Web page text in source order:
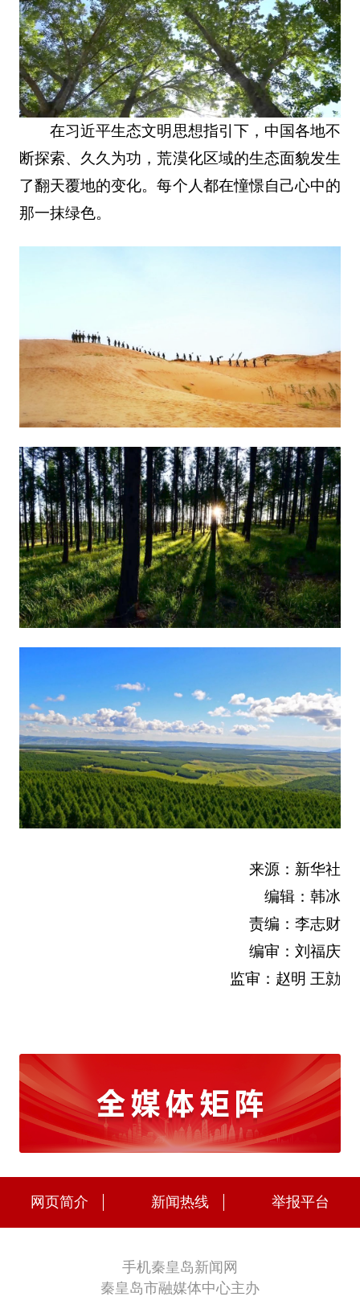
在习近平生态文明思想指引下，中国各地不
断探索、久久为功，荒漠化区域的生态面貌发生
了翻天覆地的变化。每个人都在憧憬自己心中的
那一抹绿色。
来源：新华社
编辑：韩冰
责编：李志财
编审：刘福庆
监审：赵明 王勍
网页简介 新闻热线 举报平台
手机秦皇岛新闻网
秦皇岛市融媒体中心主办